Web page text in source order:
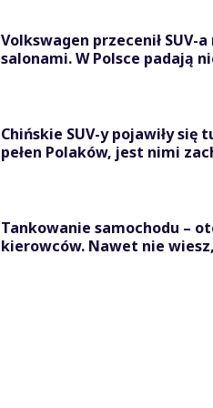
Volkswagen przecenił SUV-
salonami. W Polsce padają
Chińskie SUV-y pojawiły
pełen Polaków, jest nimi
Tankowanie samochodu –
kierowców. Nawet nie